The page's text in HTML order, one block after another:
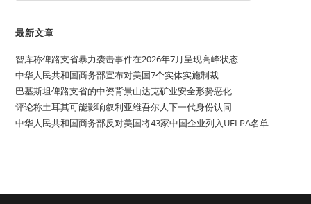
最新文章
智库称俾路支省暴力袭击事件在2026年7月呈现高峰状态
中华人民共和国商务部宣布对美国7个实体实施制裁
巴基斯坦俾路支省的中资背景山达克矿业安全形势恶化
评论称土耳其可能影响叙利亚维吾尔人下一代身份认同
中华人民共和国商务部反对美国将43家中国企业列入UFLPA名单